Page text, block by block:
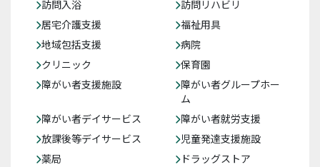
訪問入浴
訪問リハビリ
居宅介護支援
福祉用具
地域包括支援
病院
クリニック
保育園
障がい者支援施設
障がい者グループホー
ム
障がい者デイサービス
障がい者就労支援
放課後等デイサービス
児童発達支援施設
薬局
ドラッグストア